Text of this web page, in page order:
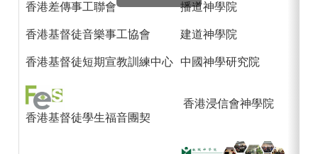
香港差傳事工聯會 播道神學院
香港基督徒音樂事工協會 建道神學院
香港基督徒短期宣教訓練中心 中國神學研究院
香港基督徒學生福音團契
香港浸信會神學院